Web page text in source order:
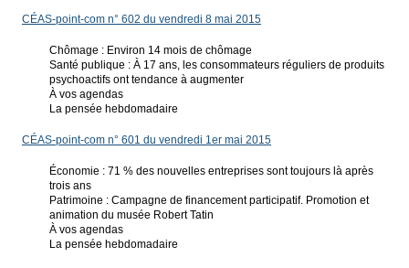
CÉAS-point-com n° 602 du vendredi 8 mai 2015
Chômage : Environ 14 mois de chômage
Santé publique : À 17 ans, les consommateurs réguliers de produits
psychoactifs ont tendance à augmenter
À vos agendas
La pensée hebdomadaire
CÉAS-point-com n° 601 du vendredi 1er mai 2015
Économie : 71 % des nouvelles entreprises sont toujours là après
trois ans
Patrimoine : Campagne de financement participatif. Promotion et
animation du musée Robert Tatin
À vos agendas
La pensée hebdomadaire